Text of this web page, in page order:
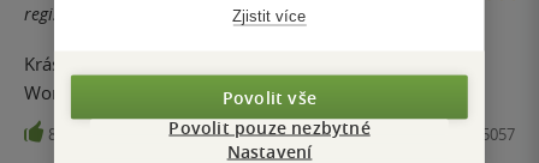
registrovaný uživatel
Krásný příběh Karlíka ,který navštíví továrnu pana
Wonky.Knížka se hezky čte ,je prostě kouzelná.
89 Kniha, Knižní klub, 2016, 9788024255057
Zjistit více
Povolit vše
Povolit pouze nezbytné
Nastavení